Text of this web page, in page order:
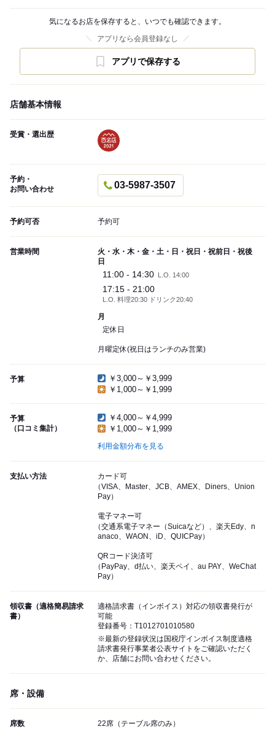
気になるお店を保存すると、いつでも確認できます。
アプリなら会員登録なし
アプリで保存する
店舗基本情報
受賞・選出歴
予約・
お問い合わせ
03-5987-3507
予約可否 予約可
営業時間
火・水・木・金・土・日・祝日・祝前日・祝後
日
11:00 - 14:30 L.O. 14:00
17:15 - 21:00
L.O. 料理20:30 ドリンク20:40
月
定休日
月曜定休(祝日はランチのみ営業)
予算
￥3,000～￥3,999
￥1,000～￥1,999
予算
（口コミ集計）
￥4,000～￥4,999
￥1,000～￥1,999
利用金額分布を見る
支払い方法
カード可
（VISA、Master、JCB、AMEX、Diners、Union
Pay）
電子マネー可
（交通系電子マネー（Suicaなど）、楽天Edy、n
anaco、WAON、iD、QUICPay）
QRコード決済可
（PayPay、d払い、楽天ペイ、au PAY、WeChat
Pay）
領収書（適格簡易請求
書）
適格請求書（インボイス）対応の領収書発行が
可能
登録番号：T1012701010580
※最新の登録状況は国税庁インボイス制度適格
請求書発行事業者公表サイトをご確認いただく
か、店舗にお問い合わせください。
席・設備
席数 22席（テーブル席のみ）